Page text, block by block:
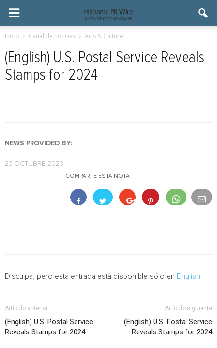
Inicio Canal de noticias Arts & Culture
(English) U.S. Postal Service Reveals
Stamps for 2024
NEWS PROVIDED BY:
23 OCTUBRE 2023
COMPARTE ESTA NOTA
Disculpa, pero esta entrada está disponible sólo en English
Artículo anterior
(English) U.S. Postal Service
Reveals Stamps for 2024
Artículo siguiente
(English) U.S. Postal Service
Reveals Stamps for 2024